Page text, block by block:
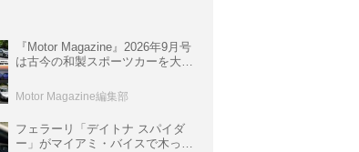
『Motor Magazine』2026年9月号
は古今の和製スポーツカーを大特
情報も満載
Motor Magazine編集部
フェラーリ「デイトナ スパイダ
ー」がマイアミ・バイスで木っ端